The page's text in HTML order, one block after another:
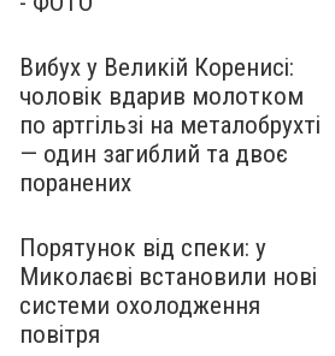
Вибух у Великій Коренисі:
чоловік вдарив молотком
по артгільзі на металобрухті
— один загиблий та двоє
поранених
Порятунок від спеки: у
Миколаєві встановили нові
системи охолодження
повітря